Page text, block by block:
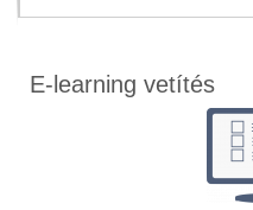
E-learning vetítés